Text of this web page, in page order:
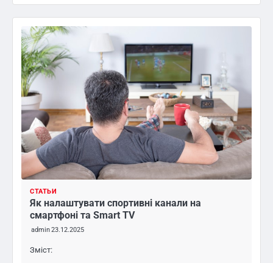
СТАТЬИ
Як налаштувати спортивні канали на
смартфоні та Smart TV
admin23.12.2025
Зміст: